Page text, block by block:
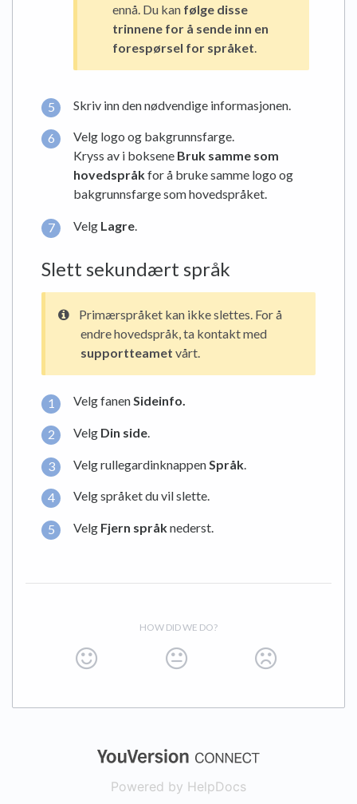
ennå. Du kan følge disse
trinnene for å sende inn en
forespørsel for språket.
Skriv inn den nødvendige informasjonen.
Velg logo og bakgrunnsfarge.
Kryss av i boksene Bruk samme som
hovedspråkfor å bruke samme logo og
bakgrunnsfarge som hovedspråket.
Velg Lagre
Slett sekundært språk
Primærspråket kan ikke slettes. For å
endre hovedspråk, ta kontakt med
supportteamet vårt.
Velg fanenSideinfo.
Velg Din side.
Velg rullegardinknappen Språk
Velg språket du vil slette.
Velg Fjern språknederst.
HOW DID WE DO?
(opens in a
Powered by HelpDocs